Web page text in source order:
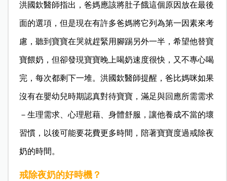
洪國欽醫師指出，爸媽應該將肚子餓這個原因放在最後
面的選項，但是現在有許多爸媽將它列為第一因素來考
慮，聽到寶寶在哭就趕緊用腳踢另外一半，希望他替寶
寶餵奶，但卻發現寶寶晚上喝奶速度很快，又不專心喝
完，每次都剩下一堆。洪國欽醫師提醒，爸比媽咪如果
沒有在嬰幼兒時期認真對待寶寶，滿足與回應所需需求
－生理需求、心理慰藉、身體舒服，讓他養成不當的壞
習慣，以後可能要花費更多時間，陪著寶寶度過戒除夜
奶的時間。
戒除夜奶的好時機？